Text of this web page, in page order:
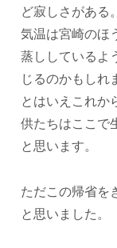
ど寂しさがある。
気温は宮崎のほ
蒸ししているよ
じるのかもしれ
とはいえこれか
供たちはここで
と思います。
ただこの帰省を
と思いました。